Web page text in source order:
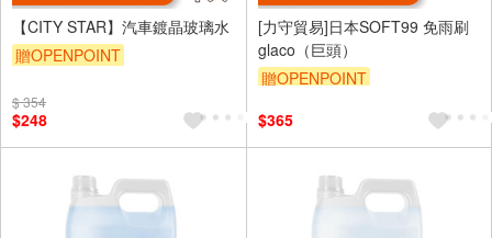
【CITY STAR】汽車鍍晶玻璃水
贈OPENPOINT
$ 354
$248
[力守貿易]日本SOFT99 免雨刷
glaco（巨頭）
贈OPENPOINT
$365